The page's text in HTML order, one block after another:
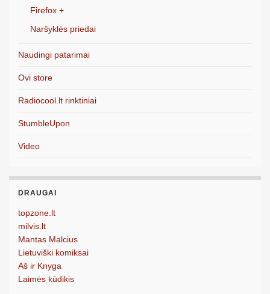
Firefox +
Naršyklės priedai
Naudingi patarimai
Ovi store
Radiocool.lt rinktiniai
StumbleUpon
Video
DRAUGAI
topzone.lt
milvis.lt
Mantas Malcius
Lietuviški komiksai
Aš ir Knyga
Laimės kūdikis